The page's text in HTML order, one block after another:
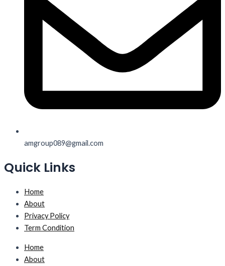
amgroup089@gmail.com
Quick Links
Home
About
Privacy Policy
Term Condition
Home
About